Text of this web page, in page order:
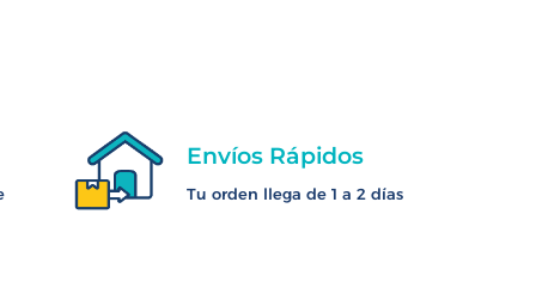
Envíos Rápidos
Tu orden llega de 1 a 2 días